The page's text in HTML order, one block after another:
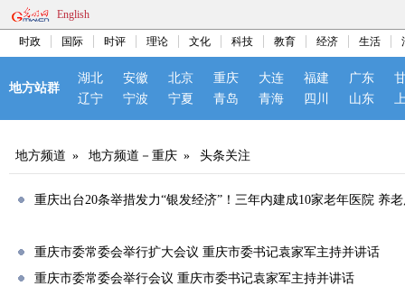
English
时政 国际 时评 理论 文化 科技 教育 经济 生活
地方站群
湖北 安徽 北京 重庆 大连 福建 广东
辽宁
宁波 宁夏 青岛 青海 四川 山东
地方频道 » 地方频道－重庆 » 头条关注
重庆出台20条举措发力“银发经济”！三年内建成10家老年医院 养
重庆市委常委会举行扩大会议 重庆市委书记袁家军主持并讲话
重庆市委常委会举行会议 重庆市委书记袁家军主持并讲话